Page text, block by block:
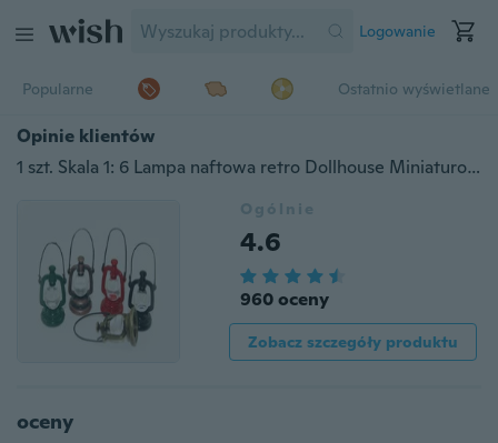
Logowanie
Popularne Ostatnio wyświetlane
Opinie klientów
1 szt. Skala 1: 6 Lampa naftowa retro Dollhouse Miniaturowa zabawka Lalka Jedzenie Kuchnia Akcesoria do salonu
Ogólnie
4.6
960 oceny
Zobacz szczegóły produktu
oceny